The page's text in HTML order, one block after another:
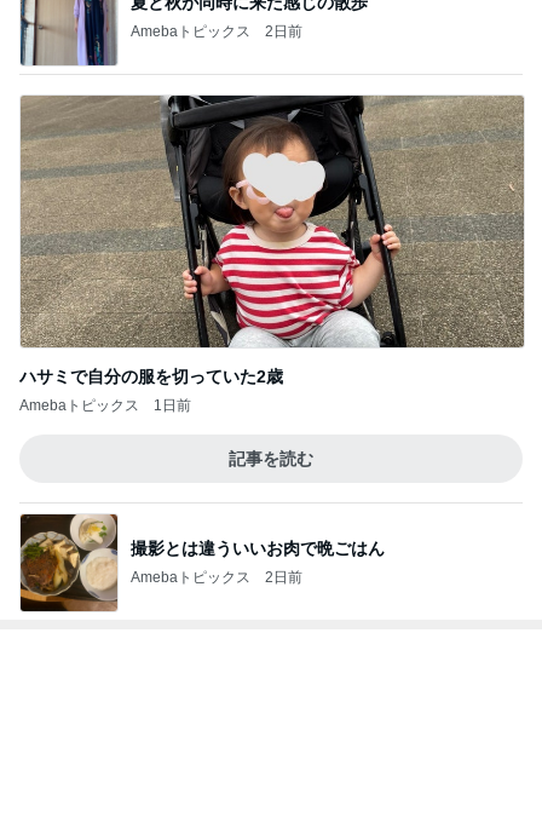
Amebaトピックス 2日前
ハサミで自分の服を切っていた2歳
Amebaトピックス 1日前
記事を読む
撮影とは違ういいお肉で晩ごはん
Amebaトピックス 2日前